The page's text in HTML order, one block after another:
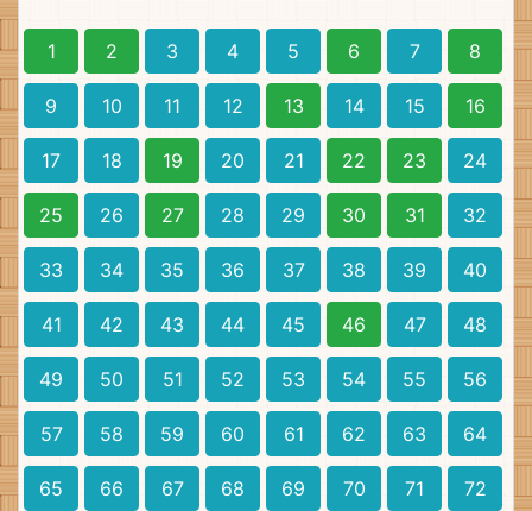
1 2 3 4 5 6 7 8
9 10 11 12 13 14 15 16
17 18 19 20 21 22 23 24
25 26 27 28 29 30 31 32
33 34 35 36 37 38 39 40
41 42 43 44 45 46 47 48
49 50 51 52 53 54 55 56
57 58 59 60 61 62 63 64
65 66 67 68 69 70 71 72